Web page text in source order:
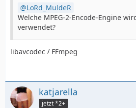
LoRd_MuldeR
Welche MPEG-2-Encode-Engine
verwendet?
libavcodec / FFmpeg
katjarella
jetzt *2+